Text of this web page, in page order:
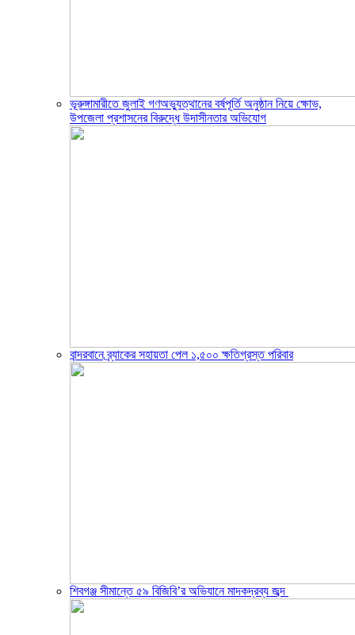
ভূরুঙ্গামারীতে জুলাই গণঅভ্যুত্থানের বর্ষপূর্তি অনুষ্ঠান নিয়ে ক্ষোভ,
উপজেলা প্রশাসনের বিরুদ্ধে উদাসীনতার অভিযোগ
বান্দরবানে ব্র্যাকের সহায়তা পেল ১,৫০০ ক্ষতিগ্রস্ত পরিবার
শিবগঞ্জ সীমান্তে ৫৯ বিজিবি’র অভিযানে মাদকদ্রব্য জব্দ ​